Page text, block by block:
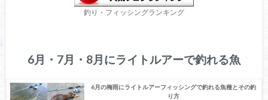
釣り・フィッシングランキング
6月・7月・8月にライトルアーで釣れる魚
6月の梅雨にライトルアーフィッシングで釣れる魚種とその釣
り方